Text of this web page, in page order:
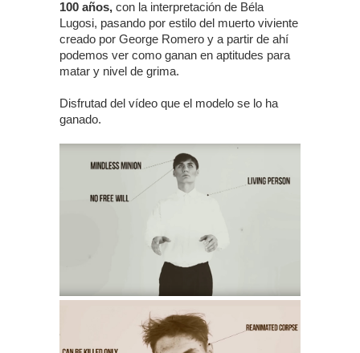
100 años, con la interpretación de Béla
Lugosi, pasando por estilo del muerto viviente
creado por George Romero y a partir de ahí
podemos ver como ganan en aptitudes para
matar y nivel de grima.
Disfrutad del vídeo que el modelo se lo ha
ganado.